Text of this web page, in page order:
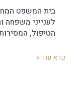
בית המשפט
לענייני משפחה
הטיפול,
קרא עוד »